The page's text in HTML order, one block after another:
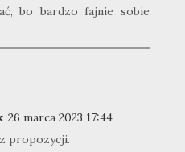
bo bardzo fajnie sobie
26 marca 2023 17:44
propozycji.